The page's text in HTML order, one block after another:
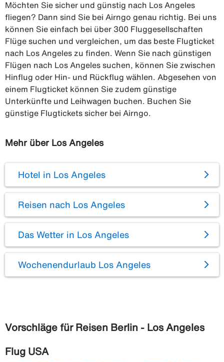
Möchten Sie sicher und günstig nach Los Angeles
fliegen? Dann sind Sie bei Airngo genau richtig. Bei uns
können Sie einfach bei über 300 Fluggesellschaften
Flüge suchen und vergleichen, um das beste Flugticket
nach Los Angeles zu finden. Wenn Sie nach günstigen
Flügen nach Los Angeles suchen, können Sie zwischen
Hinflug oder Hin- und Rückflug wählen. Abgesehen von
einem Flugticket können Sie zudem günstige
Unterkünfte und Leihwagen buchen. Buchen Sie
günstige Flugtickets sicher bei Airngo.
Mehr über Los Angeles
Hotel in Los Angeles
Reisen nach Los Angeles
Das Wetter in Los Angeles
Wochenendurlaub Los Angeles
Vorschläge für Reisen Berlin - Los Angeles
Flug USA